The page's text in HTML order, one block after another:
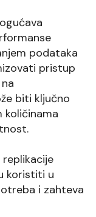
podataka
pristup
biti ključno
količinama
koristiti u
i zahteva